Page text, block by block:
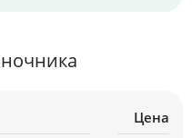
Цена